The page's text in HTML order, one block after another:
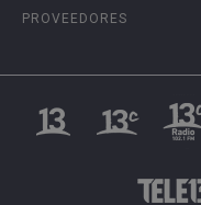
PROVEEDORES